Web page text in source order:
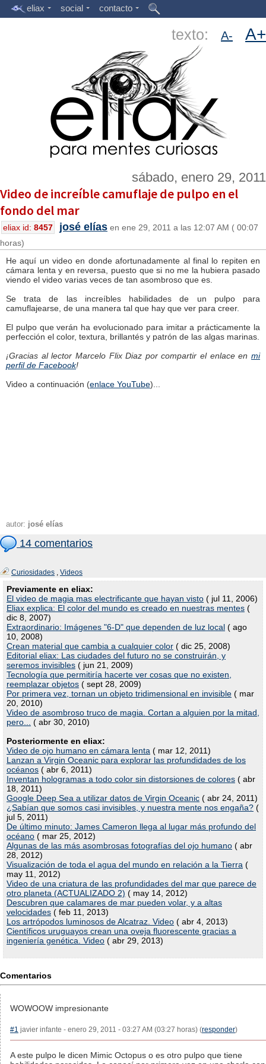
eliax social contacto
texto: A- A+
sábado, enero 29, 2011
Video de increíble camuflaje de pulpo en el
fondo del mar
eliax id: 8457 josé elías en ene 29, 2011 a las 12:07 AM ( 00:07
horas)
He aquí un video en donde afortunadamente al final lo repiten en
cámara lenta y en reversa, puesto que si no me la hubiera pasado
viendo el video varias veces de tan asombroso que es.
Se trata de las increíbles habilidades de un pulpo para
camuflajearse, de una manera tal que hay que ver para creer.
El pulpo que verán ha evolucionado para imitar a prácticamente la
perfección el color, textura, brillantés y patrón de las algas marinas.
¡Gracias al lector Marcelo Flix Diaz por compartir el enlace en mi
perfil de Facebook!
Video a continuación (enlace YouTube)...
autor: josé elías
14 comentarios
Curiosidades , Videos
Previamente en eliax:
El video de magia mas electrificante que hayan visto ( jul 11, 2006)
Eliax explica: El color del mundo es creado en nuestras mentes (
dic 8, 2007)
Extraordinario: Imágenes "6-D" que dependen de luz local ( ago
10, 2008)
Crean material que cambia a cualquier color ( dic 25, 2008)
Editorial eliax: Las ciudades del futuro no se construirán, y
seremos invisibles ( jun 21, 2009)
Tecnología que permitiría hacerte ver cosas que no existen,
reemplazar objetos ( sept 28, 2009)
Por primera vez, tornan un objeto tridimensional en invisible ( mar
20, 2010)
Video de asombroso truco de magia. Cortan a alguien por la mitad,
pero...
( abr 30, 2010)
Posteriormente en eliax:
Video de ojo humano en cámara lenta ( mar 12, 2011)
Lanzan a Virgin Oceanic para explorar las profundidades de los
océanos ( abr 6, 2011)
Inventan hologramas a todo color sin distorsiones de colores ( abr
18, 2011)
Google Deep Sea a utilizar datos de Virgin Oceanic ( abr 24, 2011)
¿Sabían que somos casi invisibles, y nuestra mente nos engaña? (
jul 5, 2011)
De último minuto: James Cameron llega al lugar más profundo del
océano ( mar 25, 2012)
Algunas de las más asombrosas fotografías del ojo humano ( abr
28, 2012)
Visualización de toda el agua del mundo en relación a la Tierra (
may 11, 2012)
Video de una criatura de las profundidades del mar que parece de
otro planeta (ACTUALIZADO 2) ( may 14, 2012)
Descubren que calamares de mar pueden volar, y a altas
velocidades ( feb 11, 2013)
Los artrópodos luminosos de Alcatraz. Video ( abr 4, 2013)
Científicos uruguayos crean una oveja fluorescente gracias a
ingeniería genética. Video ( abr 29, 2013)
Comentarios
WOWOOW impresionante
#1 javier infante - enero 29, 2011 - 03:27 AM (03:27 horas) (responder)
A este pulpo le dicen Mimic Octopus o es otro pulpo que tiene